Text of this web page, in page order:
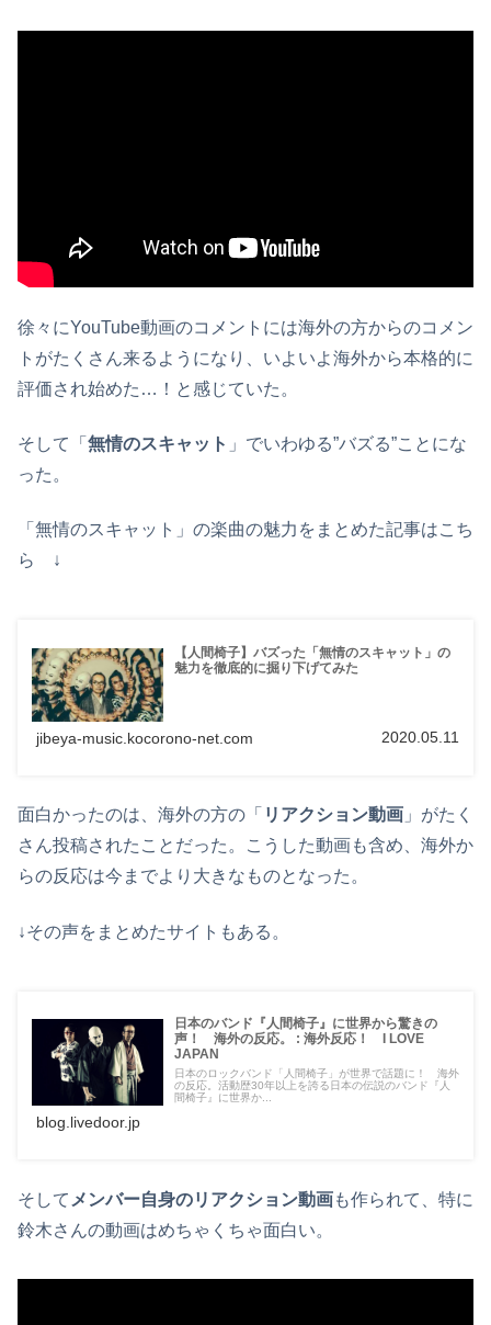
徐々にYouTube動画のコメントには海外の方からのコメン
トがたくさん来るようになり、いよいよ海外から本格的に
評価され始めた…！と感じていた。
そして「 無情のスキャット 」でいわゆる”バズる”ことにな
った。
「無情のスキャット」の楽曲の魅力をまとめた記事はこち
ら ↓
【人間椅子】バズった「無情のスキャット」の
魅力を徹底的に掘り下げてみた
jibeya-music.kocorono-net.com 2020.05.11
面白かったのは、海外の方の「 リアクション動画 」がたく
さん投稿されたことだった。こうした動画も含め、海外か
らの反応は今までより大きなものとなった。
↓その声をまとめたサイトもある。
日本のバンド『人間椅子』に世界から驚きの
声！ 海外の反応。 : 海外反応！ I LOVE
JAPAN
日本のロックバンド「人間椅子」が世界で話題に！ 海外
の反応。活動歴30年以上を誇る日本の伝説のバンド『人
間椅子』に世界か...
blog.livedoor.jp
そして メンバー自身のリアクション動画も作られて、特に
鈴木さんの動画はめちゃくちゃ面白い。